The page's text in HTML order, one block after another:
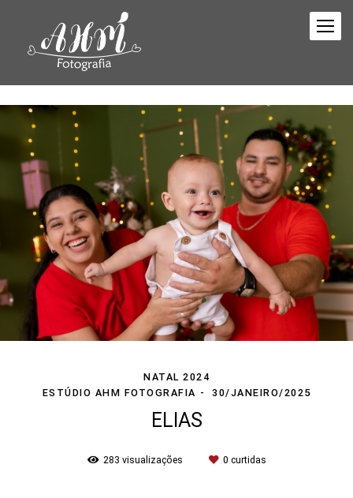
NATAL 2024
ESTÚDIO AHM FOTOGRAFIA
30/JANEIRO/2025
ELIAS
283 visualizações 0 curtidas